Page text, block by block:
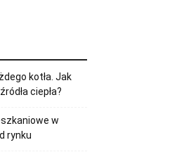
kotła. Jak
ciepła?
w
rynku